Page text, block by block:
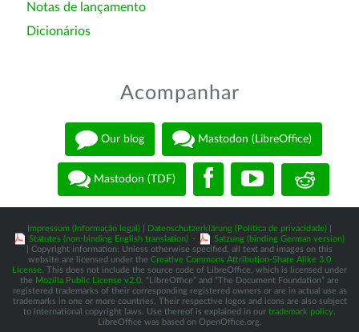
Notas de lançamento
Dicionários
Acompanhar
Our blog Mastodon (LibreOffice)
Mastodon (TDF)
Impressum (Informação legal) Datenschutzerklärung (Política de privacidade)
Statutes (non-binding English translation) -
Satzung (binding German version)
| Copyright information: Unless otherwise specified, all text and images on this
website are licensed under the Creative Commons Attribution-Share Alike 3.0
License . This does not include the source code of LibreOffice, which is licensed under
the Mozilla Public License v2.0 . “LibreOffice” and “The Document Foundation” are
registered trademarks of their corresponding registered owners or are in actual use as
trademarks in one or more countries. Their respective logos and icons are also subject
to international copyright laws. Use thereof is explained in our trademark policy
LibreOffice was based on OpenOffice.org.